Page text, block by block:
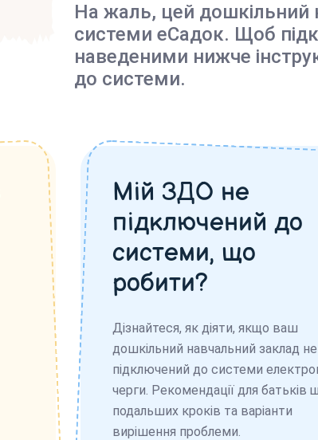
На жаль, цей дошкільний
системи еСадок. Щоб
наведеними нижче
до системи.
Мій ЗДО не
підключений до
системи, що
робити?
Дізнайтеся, як діяти, якщо ваш
дошкільний навчальний заклад не
підключений до системи
черги. Рекомендації для батьків
подальших кроків та варіанти
вирішення проблеми.